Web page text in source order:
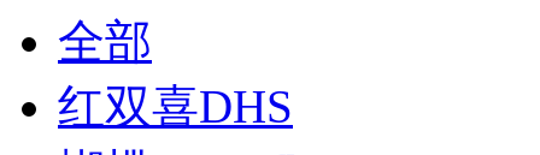
全部
红双喜DHS